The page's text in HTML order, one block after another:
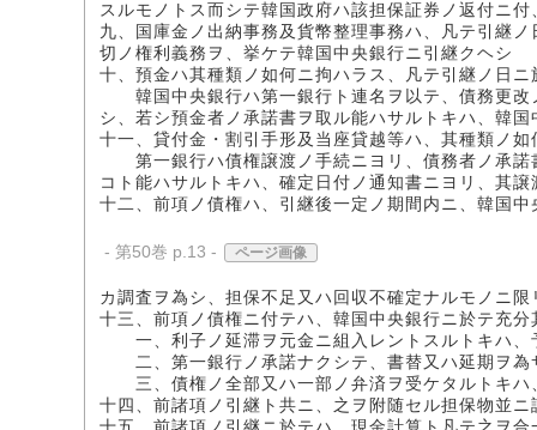
スルモノトス而シテ韓国政府ハ該担保証券ノ返付ニ
九、国庫金ノ出納事務及貨幣整理事務ハ、凡テ引継
切ノ権利義務ヲ、挙ケテ韓国中央銀行ニ引継クヘシ
十、預金ハ其種類ノ如何ニ拘ハラス、凡テ引継ノ日
韓国中央銀行ハ第一銀行ト連名ヲ以テ、債務更改
シ、若シ預金者ノ承諾書ヲ取ル能ハサルトキハ、韓
十一、貸付金・割引手形及当座貸越等ハ、其種類ノ
第一銀行ハ債権譲渡ノ手続ニヨリ、債務者ノ承諾
コト能ハサルトキハ、確定日付ノ通知書ニヨリ、其
十二、前項ノ債権ハ、引継後一定ノ期間内ニ、韓国中
- 第50巻 p.13 - ページ画像
カ調査ヲ為シ、担保不足又ハ回収不確定ナルモノニ
十三、前項ノ債権ニ付テハ、韓国中央銀行ニ於テ充
一、利子ノ延滞ヲ元金ニ組入レントスルトキハ、
二、第一銀行ノ承諾ナクシテ、書替又ハ延期ヲ為
三、債権ノ全部又ハ一部ノ弁済ヲ受ケタルトキハ
十四、前諸項ノ引継ト共ニ、之ヲ附随セル担保物並